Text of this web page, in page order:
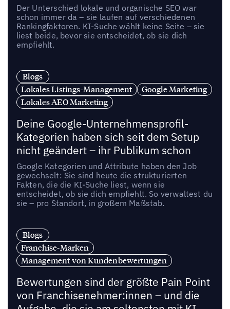
Der Unterschied lokale und organische SEO war
schon immer da – sie laufen auf verschiedenen
Rankingfaktoren. KI-Suche wählt keine Seite – sie
liest beide, bevor sie entscheidet, ob sie dich
empfiehlt.
Blogs
Lokales Listings-Management
Google Marketing
Lokales AEO Marketing
Deine Google-Unternehmensprofil-
Kategorien haben sich seit dem Setup
nicht geändert – ihr Publikum schon
Google Kategorien und Attribute haben den Job
gewechselt: Sie sind heute die strukturierten
Fakten, die die KI-Suche liest, wenn sie
entscheidet, ob sie dich empfiehlt. So verwaltest du
sie – pro Standort, in großem Maßstab.
Blogs
Franchise-Marken
Management von Kundenbewertungen
Bewertungen sind der größte Pain Point
von Franchisenehmer:innen – und die